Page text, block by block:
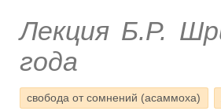
Лекция Б.Р.
года
свобода от сомнений (асаммоха)